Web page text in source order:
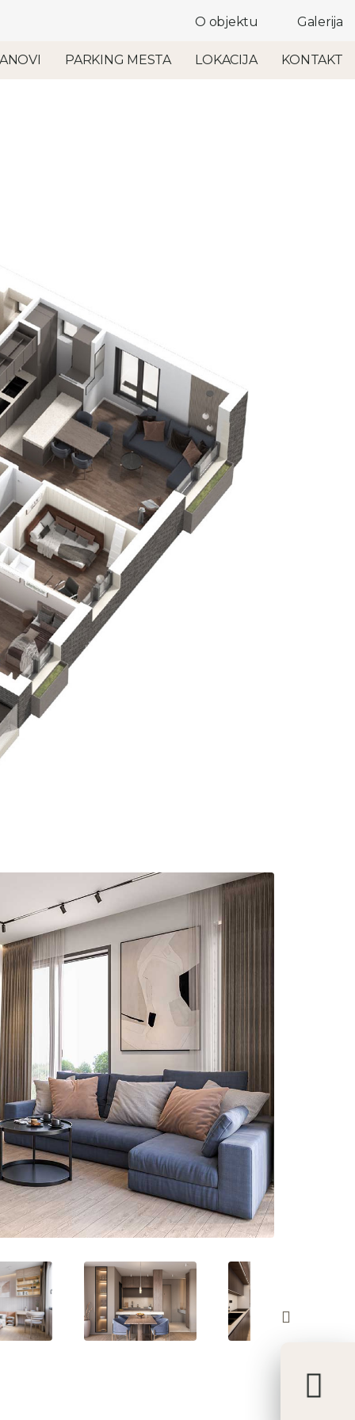
O objektu Galerija
PARKING MESTA LOKACIJA KONTAKT